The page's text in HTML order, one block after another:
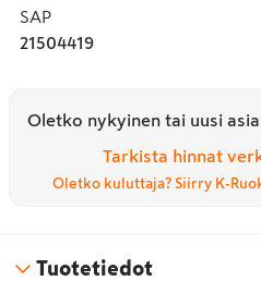
SAP
21504419
Oletko nykyinen tai uusi
Tarkista hinnat
Oletko kuluttaja? Siirry K-
Tuotetiedot